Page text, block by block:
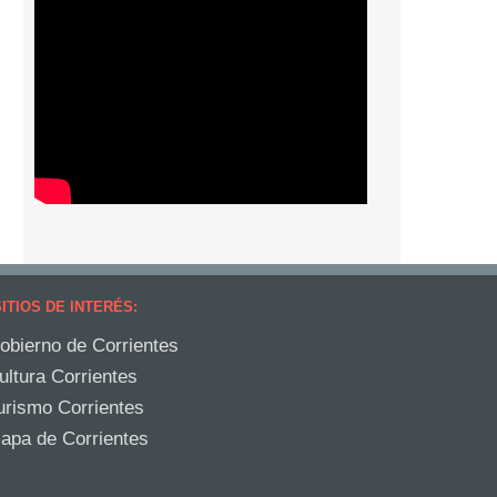
DE INTERÉS:
de Corrientes
Corrientes
Corrientes
de Corrientes